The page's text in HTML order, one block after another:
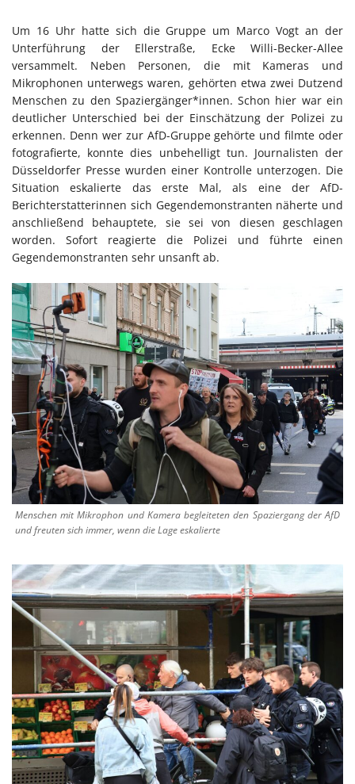
Um 16 Uhr hatte sich die Gruppe um Marco Vogt an der
Unterführung der Ellerstraße, Ecke Willi-Becker-Allee
versammelt. Neben Personen, die mit Kameras und
Mikrophonen unterwegs waren, gehörten etwa zwei Dutzend
Menschen zu den Spaziergänger*innen. Schon hier war ein
deutlicher Unterschied bei der Einschätzung der Polizei zu
erkennen. Denn wer zur AfD-Gruppe gehörte und filmte oder
fotografierte, konnte dies unbehelligt tun. Journalisten der
Düsseldorfer Presse wurden einer Kontrolle unterzogen. Die
Situation eskalierte das erste Mal, als eine der AfD-
Berichterstatterinnen sich Gegendemonstranten näherte und
anschließend behauptete, sie sei von diesen geschlagen
worden. Sofort reagierte die Polizei und führte einen
Gegendemonstranten sehr unsanft ab.
Menschen mit Mikrophon und Kamera begleiteten den Spaziergang der AfD
und freuten sich immer, wenn die Lage eskalierte